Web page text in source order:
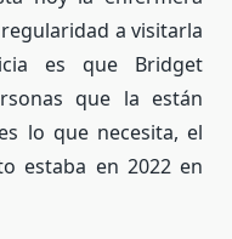
a visitarla
es que Bridget
que la están
lo que necesita, el
estaba en 2022 en